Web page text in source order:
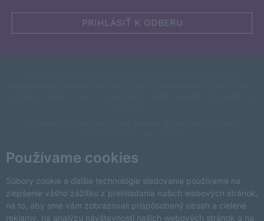
Používame cookies
Súbory cookie a ďalšie technológie sledovania používame na
zlepšenie vášho zážitku z prehliadania našich webových stránok,
na to, aby sme vám zobrazovali prispôsobený obsah a cielené
reklamy, na analýzu návštevnosti našich webových stránok a na
This site is protected by reCAPTCHA and the Google
andTerms of Service
Zmeniť nastavenia cookies